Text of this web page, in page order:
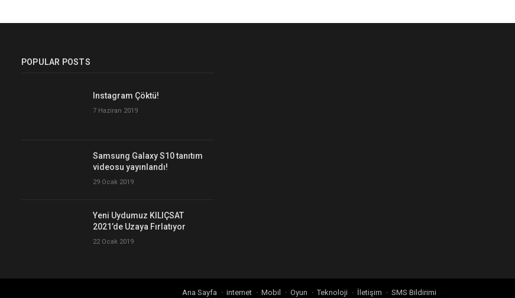
POPULAR POSTS
Instagram Çöktü!
7 Haziran 2019
Samsung Galaxy S10 tanıtım
videosu yayınlandı!
29 Ocak 2019
Yeni Uydumuz KILIÇSAT
2021’de Uzaya Fırlatıyor
22 Ocak 2019
Ana Sayfa internet Mobil Oyun Teknoloji İletişim SMS Bildirimi